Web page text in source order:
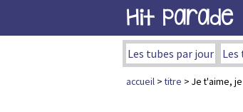
Hit Parade
Les tubes par jour Les
accueil >titre > Je t'aime,